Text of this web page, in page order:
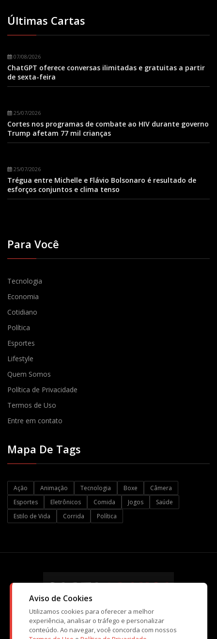
Últimas Cartas
07/08/2026
ChatGPT oferece conversas ilimitadas e gratuitas a partir
de sexta-feira
25/07/2026
Cortes nos programas de combate ao HIV durante governo
Trump afetam 77 mil crianças
25/07/2026
Trégua entre Michelle e Flávio Bolsonaro é resultado de
esforços conjuntos e clima tenso
Para Você
Tecnologia
Economia
Cotidiano
Política
Esportes
Lifestyle
Quem Somos
Política de Privacidade
Termos de Uso
Entre em contato
Mapa De Tags
Ação Animação Tecnologia Boxe
Câmera
Esportes
Eletrônicos Comida Jogos
Saúde
Estilo de Vida
Corrida Política
© Copyright CartaBranca 2026. Kopi Tecnologia e Atividades de
Aviso de Cookies
Utilizamos cookies para oferecer a melhor
experiência, analisar o tráfego e personalizar
conteúdo. Ao navegar, você concorda com nossos